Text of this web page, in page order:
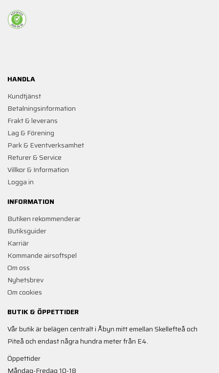
HANDLA
Kundtjänst
Betalningsinformation
Frakt & leverans
Lag & Förening
Park & Eventverksamhet
Returer & Service
Villkor & Information
Logga in
INFORMATION
Butiken rekommenderar
Butiksguider
Karriär
Kommande airsoftspel
Om oss
Nyhetsbrev
Om cookies
BUTIK & ÖPPETTIDER
Vår butik är belägen centralt i Åbyn mitt emellan Skellefteå och
Piteå och endast några hundra meter från E4.
Öppettider
Måndag-Fredag 10-18